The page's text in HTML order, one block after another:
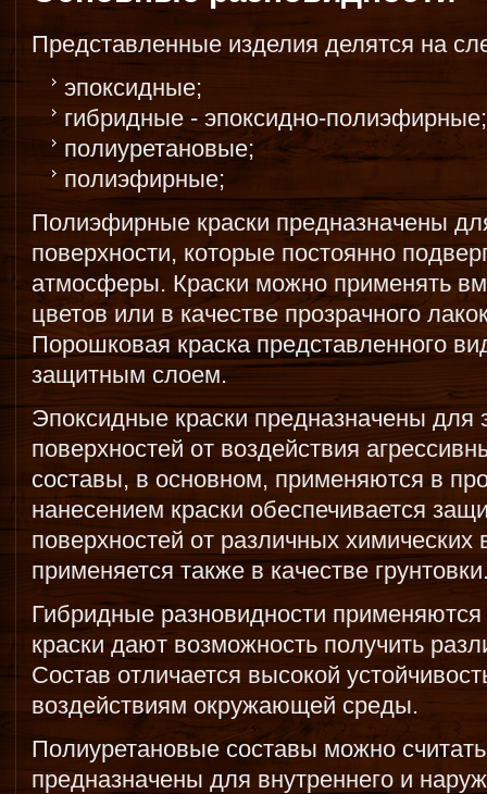
Представленные изделия делятся на
эпоксидные;
гибридные - эпоксидно-полиэфирные;
полиуретановые;
полиэфирные;
Полиэфирные краски предназначены
поверхности, которые постоянно
атмосферы. Краски можно применять
цветов или в качестве прозрачного
Порошковая краска представленного
защитным слоем.
Эпоксидные краски предназначены
поверхностей от воздействия
составы, в основном, применяются в
нанесением краски обеспечивается
поверхностей от различных
применяется также в качестве
Гибридные разновидности
краски дают возможность получить
Состав отличается высокой
воздействиям окружающей среды.
Полиуретановые составы можно
предназначены для внутреннего и